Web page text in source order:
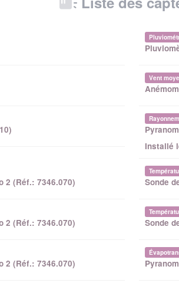
Vent
Installé
2 (Réf.: 7346.070)
Sonde
2 (Réf.: 7346.070)
Sonde
2 (Réf.: 7346.070)